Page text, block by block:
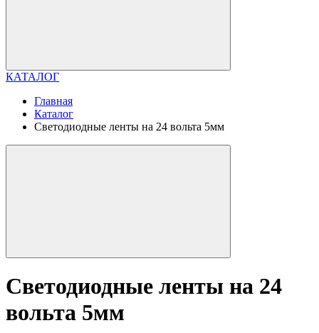
КАТАЛОГ
Главная
Каталог
Светодиодные ленты на 24 вольта 5мм
Светодиодные ленты на 24
вольта 5мм